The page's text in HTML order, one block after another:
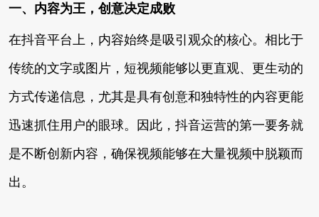
一、内容为王，创意决定成败
在抖音平台上，内容始终是吸引观众的核心。相比于
传统的文字或图片，短视频能够以更直观、更生动的
方式传递信息，尤其是具有创意和独特性的内容更能
迅速抓住用户的眼球。因此，抖音运营的第一要务就
是不断创新内容，确保视频能够在大量视频中脱颖而
出。